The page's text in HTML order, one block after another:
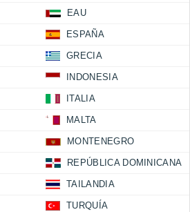
EAU
ESPAÑA
GRECIA
INDONESIA
ITALIA
MALTA
MONTENEGRO
REPÚBLICA DOMINICANA
TAILANDIA
TURQUÍA